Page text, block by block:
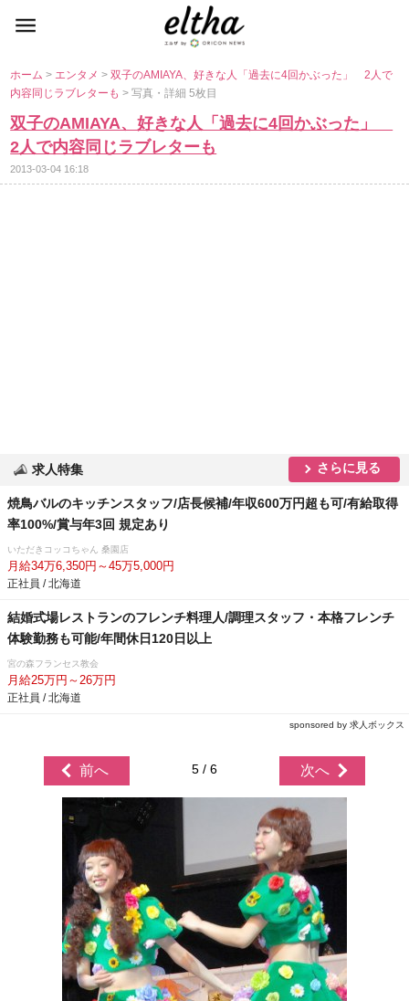
ホーム> エンタメ>双子のAMIAYA、好きな人「過去に4回かぶった」 2人で
内容同じラブレターも> 写真・詳細 5枚目
双子のAMIAYA、好きな人「過去に4回かぶった」
2人で内容同じラブレターも
2013-03-04 16:18
求人特集 さらに見る
焼鳥バルのキッチンスタッフ/店長候補/年収600万円超も可/有給取得
率100%/賞与年3回 規定あり
いただきコッコちゃん 桑園店
月給34万6,350円～45万5,000円
正社員 / 北海道
結婚式場レストランのフレンチ料理人/調理スタッフ・本格フレンチ
体験勤務も可能/年間休日120日以上
宮の森フランセス教会
月給25万円～26万円
正社員 / 北海道
sponsored by 求人ボックス
前へ 5 / 6 次へ